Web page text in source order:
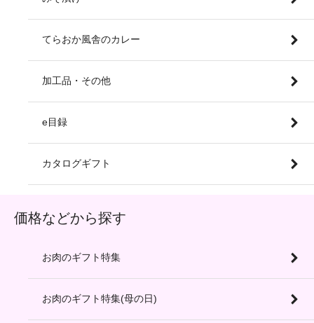
てらおか風舎のカレー
加工品・その他
e目録
カタログギフト
価格などから探す
お肉のギフト特集
お肉のギフト特集(母の日)